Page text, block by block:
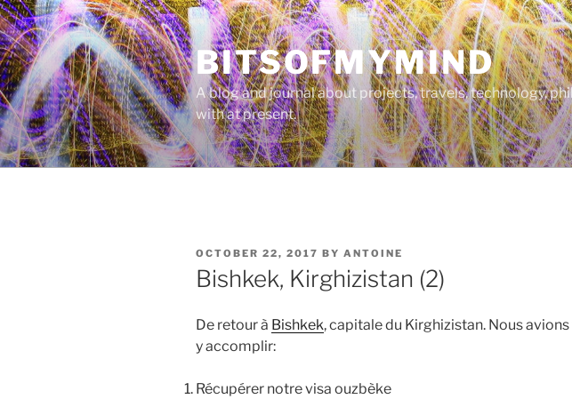
Skip
to
content
BITSOFMYMIND
A blog and journal about projects, travels, technology,
with at present.
POSTED
ON
OCTOBER 22, 2017 BY ANTOINE
Bishkek, Kirghizistan (2)
De retour à Bishkek, capitale du Kirghizistan. Nous
y accomplir:
Récupérer notre visa ouzbèke